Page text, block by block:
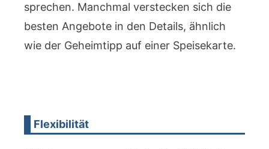
sprechen. Manchmal verstecken sich die
besten Angebote in den Details, ähnlich
wie der Geheimtipp auf einer Speisekarte.
Flexibilität